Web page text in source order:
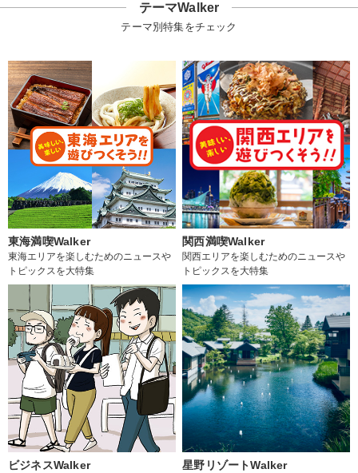
テーマWalker
テーマ別特集をチェック
東海満喫Walker
東海エリアを楽しむためのニュースや
トピックスを大特集
関西満喫Walker
関西エリアを楽しむためのニュースや
トピックスを大特集
ビジネスWalker 星野リゾートWalker